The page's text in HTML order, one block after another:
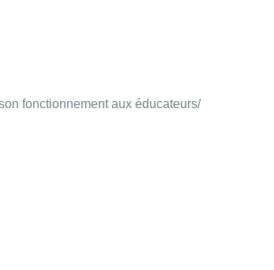
fonctionnement aux éducateurs/